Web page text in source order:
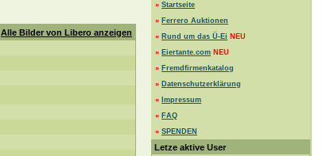
Alle Bilder von Libero anzeigen
» Startseite
» Ferrero Auktionen
» Rund um das Ü-Ei NEU
» Eiertante.com NEU
» Fremdfirmenkatalog
» Datenschutzerklärung
» Impressum
» FAQ
» SPENDEN
Letze aktive User